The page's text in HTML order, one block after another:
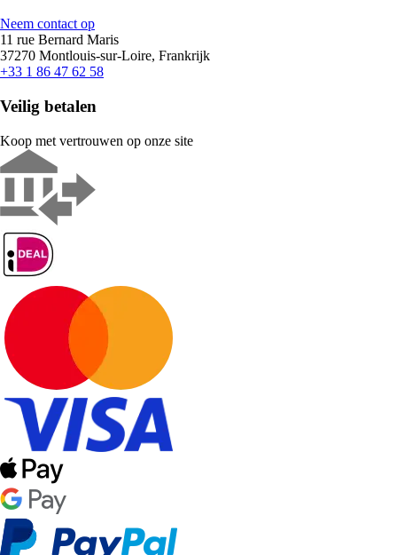
Neem contact op
11 rue Bernard Maris
37270 Montlouis-sur-Loire, Frankrijk
+33 1 86 47 62 58
Veilig betalen
Koop met vertrouwen op onze site